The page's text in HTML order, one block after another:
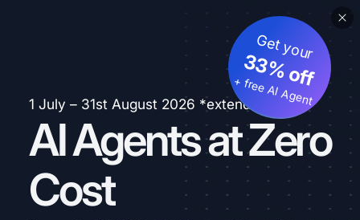
1 July – 31st August 2026 *extended
AI Agents at Zero
Cost
Get your
33% off
+ free AI Agent